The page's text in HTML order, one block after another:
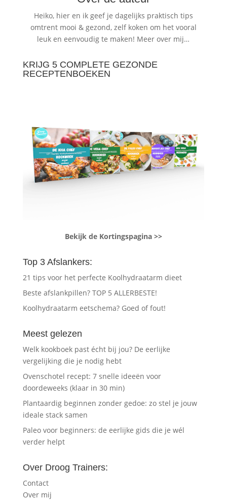
Heiko, hier en ik geef je dagelijks praktisch tips
omtrent mooi & gezond, zelf koken om het vooral
leuk en eenvoudig te maken! Meer over mij…
KRIJG 5 COMPLETE GEZONDE
RECEPTENBOEKEN
Bekijk de Kortingspagina >>
Top 3 Afslankers:
21 tips voor het perfecte Koolhydraatarm dieet
Beste afslankpillen? TOP 5 ALLERBESTE!
Koolhydraatarm eetschema? Goed of fout!
Meest gelezen
Welk kookboek past écht bij jou? De eerlijke
vergelijking die je nodig hebt
Ovenschotel recept: 7 snelle ideeën voor
doordeweeks (klaar in 30 min)
Plantaardig beginnen zonder gedoe: zo stel je jouw
ideale stack samen
Paleo voor beginners: de eerlijke gids die je wél
verder helpt
Over Droog Trainers:
Contact
Over mij